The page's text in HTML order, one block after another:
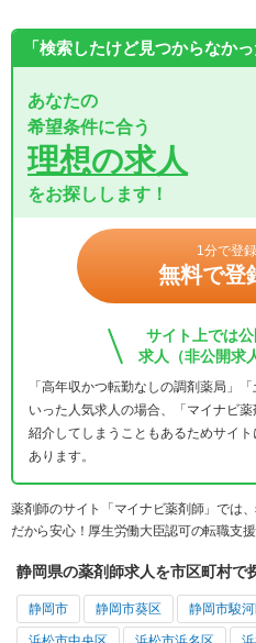
「検索したけど見つからなかっ
あなたの
希望条件に合う
理想の求人
をお探しします！
1分で登
無料で登
サイト上では
求人（非公開求
「高年収かつ転勤なしの調剤薬局」
いった人気求人の場合、「マイナビ
紹介してしまうこともあるためサイ
あります。
薬剤師のサイト「マイナビ薬剤師」では
だから安心！厚生労働大臣認可の転職支援
静岡県の薬剤師求人を市区町村で
静岡市 静岡市葵区 静岡市駿